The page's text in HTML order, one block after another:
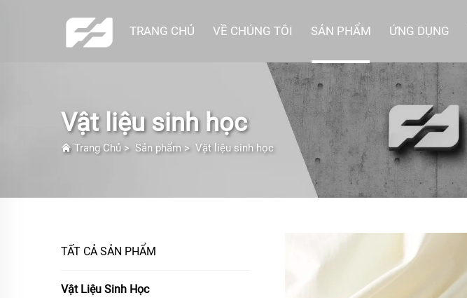
TRANG CHỦ VỀ CHÚNG TÔI SẢN PHẨM ỨNG DỤNG
Vật liệu sinh học
Trang Chủ > Sản phẩm> Vật liệu sinh học
TẤT CẢ SẢN PHẨM
Vật Liệu Sinh Học